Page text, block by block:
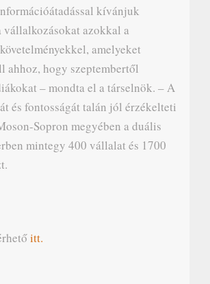
kívánjuk
vállalkozásokat azokkal a
amelyeket
ahhoz, hogy szeptembertől
– mondta el a társelnök. – A
és fontosságát talán jól érzékelteti
Sopron megyében a duális
mintegy 400 vállalat és 1700
itt.